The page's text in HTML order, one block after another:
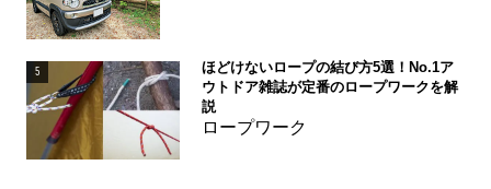
5
ほどけないロープの結び方5選！No.1ア
ウトドア雑誌が定番のロープワークを解
説
ロープワーク